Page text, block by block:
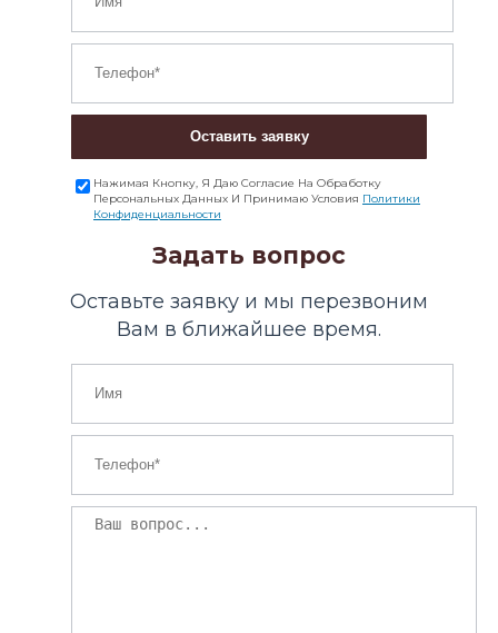
Оставить заявку
Нажимая Кнопку, Я Даю Согласие На Обработку
Персональных Данных И Принимаю Условия Политики
Конфиденциальности
Задать вопрос
Оставьте заявку и мы перезвоним
Вам в ближайшее время.